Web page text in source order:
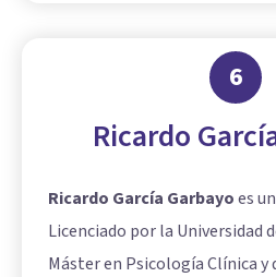
6
Ricardo
Ricardo García Garbayoes
Licenciado por la Universidad
Máster en Psicología Clínicay